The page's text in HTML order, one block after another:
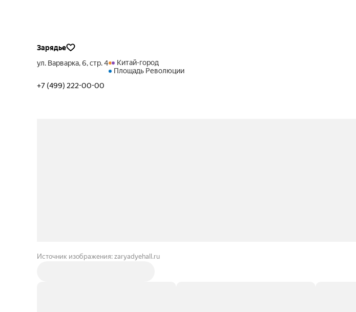
Зарядье
ул. Варварка, 6, стр. 4
Китай-город
Площадь Революции
+7 (499) 222-00-00
Источник изображения: zaryadyehall.ru